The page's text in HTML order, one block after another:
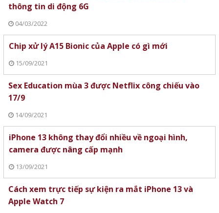
thông tin di động 6G
04/03/2022
Chip xử lý A15 Bionic của Apple có gì mới
15/09/2021
Sex Education mùa 3 được Netflix công chiếu vào
17/9
14/09/2021
iPhone 13 không thay đổi nhiều về ngoại hình,
camera được nâng cấp mạnh
13/09/2021
Cách xem trực tiếp sự kiện ra mắt iPhone 13 và
Apple Watch 7